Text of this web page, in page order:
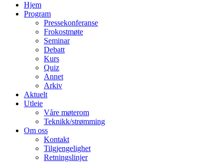
Hjem
Program
Pressekonferanse
Frokostmøte
Seminar
Debatt
Kurs
Quiz
Annet
Arkiv
Aktuelt
Utleie
Våre møterom
Teknikk/strømming
Om oss
Kontakt
Tilgjengelighet
Retningslinjer